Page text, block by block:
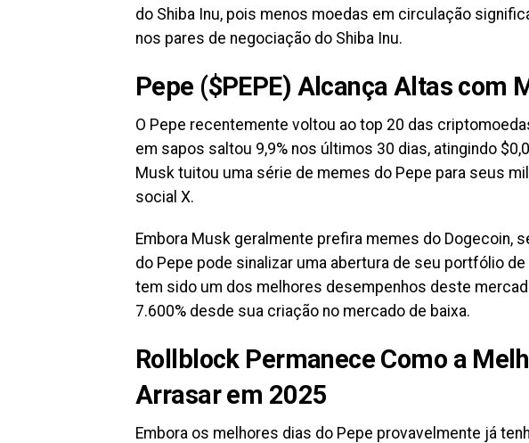
do Shiba Inu, pois menos moedas em circulação
nos pares de negociação do Shiba Inu.
Pepe ($PEPE) Alcança Altas com
O Pepe recentemente voltou ao top 20 das
em sapos saltou 9,9% nos últimos 30 dias, atingindo
Musk tuitou uma série de memes do Pepe para seus
social X.
Embora Musk geralmente prefira memes do Dogecoin,
do Pepe pode sinalizar uma abertura de seu portfólio
tem sido um dos melhores desempenhos deste
7.600% desde sua criação no mercado de baixa.
Rollblock Permanece Como a
Arrasar em 2025
Embora os melhores dias do Pepe provavelmente já